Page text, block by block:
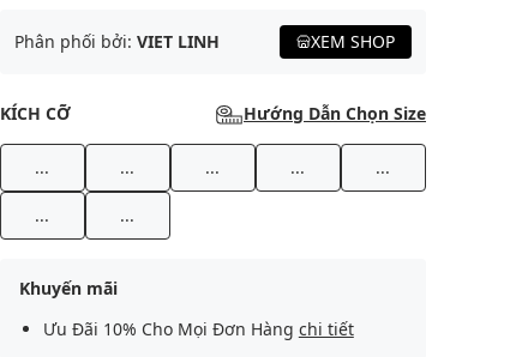
Phân phối bởi: VIET LINH XEM SHOP
KÍCH CỠ Hướng Dẫn Chọn Size
... ... ... ... ...
... ...
Khuyến mãi
Ưu Đãi 10% Cho Mọi Đơn Hàng chi tiết